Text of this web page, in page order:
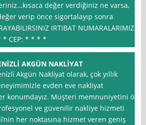
değer verdiğiniz ne varsa,
verip önce sigortalayıp sonra
IRTIBAT NUMARALARIMIZ
* CEP: * * * *
AKGÜN NAKLİYAT
Akgün Nakli̇yat olarak, çok yıllık
evden eve nakliyat
konumdayız. Müşteri memnuniyetini ön
ve güvenilir nakliye hizmeti
her noktasına hizmet veren geniş